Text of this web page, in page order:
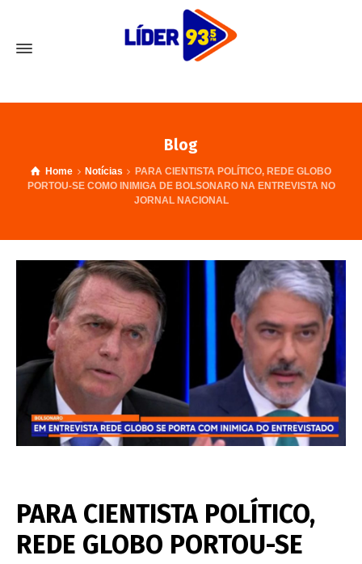
Blog
Home Notícias
PARA CIENTISTA POLÍTICO, REDE GLOBO
PORTOU-SE COMO INIMIGA DE BOLSONARO NA ENTREVISTA NO
JORNAL NACIONAL
PARA CIENTISTA POLÍTICO,
REDE GLOBO PORTOU-SE